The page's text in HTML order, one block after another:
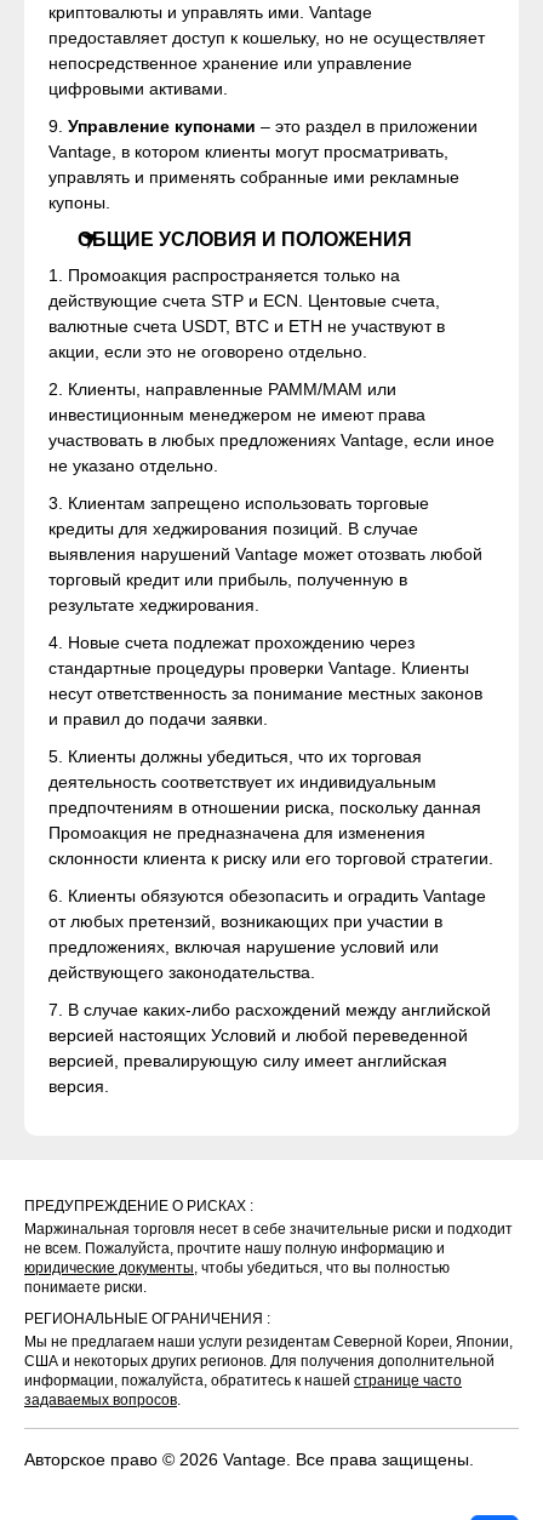
криптовалюты и управлять ими. Vantage
предоставляет доступ к кошельку, но не осуществляет
непосредственное хранение или управление
цифровыми активами.
9. Управление купонами – это раздел в приложении
Vantage, в котором клиенты могут просматривать,
управлять и применять собранные ими рекламные
купоны.
OБЩИЕ УСЛОВИЯ И ПОЛОЖЕНИЯ
1. Промоакция распространяется только на
действующие счета STP и ECN. Центовые счета,
валютные счета USDT, BTC и ETH не участвуют в
акции, если это не оговорено отдельно.
2. Клиенты, направленные PAMM/MAM или
инвестиционным менеджером не имеют права
участвовать в любых предложениях Vantage, если иное
не указано отдельно.
3. Клиентам запрещено использовать торговые
кредиты для хеджирования позиций. В случае
выявления нарушений Vantage может отозвать любой
торговый кредит или прибыль, полученную в
результате хеджирования.
4. Новые счета подлежат прохождению через
стандартные процедуры проверки Vantage. Клиенты
несут ответственность за понимание местных законов
и правил до подачи заявки.
5. Клиенты должны убедиться, что их торговая
деятельность соответствует их индивидуальным
предпочтениям в отношении риска, поскольку данная
Промоакция не предназначена для изменения
склонности клиента к риску или его торговой стратегии.
6. Клиенты обязуются обезопасить и оградить Vantage
от любых претензий, возникающих при участии в
предложениях, включая нарушение условий или
действующего законодательства.
7. В случае каких-либо расхождений между английской
версией настоящих Условий и любой переведенной
версией, превалирующую силу имеет английская
версия.
ПРЕДУПРЕЖДЕНИЕ О РИСКАХ :
Маржинальная торговля несет в себе значительные риски и подходит
не всем. Пожалуйста, прочтите нашу полную информацию и
юридические документы, чтобы убедиться, что вы полностью
понимаете риски.
РЕГИОНАЛЬНЫЕ ОГРАНИЧЕНИЯ :
Мы не предлагаем наши услуги резидентам Северной Кореи, Японии,
США и некоторых других регионов. Для получения дополнительной
информации, пожалуйста, обратитесь к нашей странице часто
задаваемых вопросов.
Авторское право © 2026 Vantage. Все права защищены.